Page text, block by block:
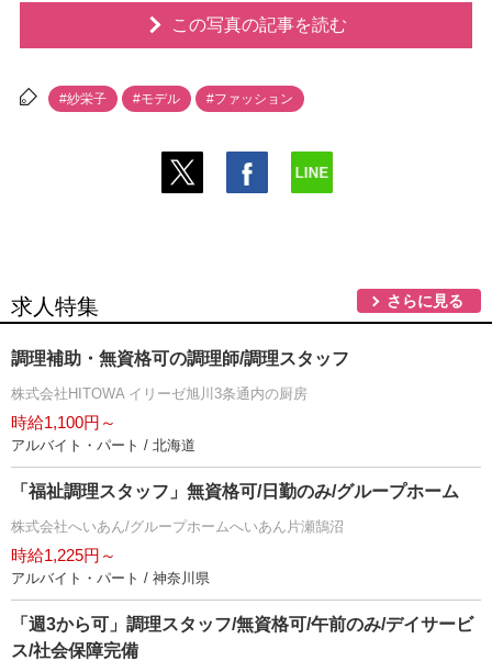
この写真の記事を読む
#紗栄子 #モデル #ファッション
求人特集 さらに見る
調理補助・無資格可の調理師/調理スタッフ
株式会社HITOWA イリーゼ旭川3条通内の厨房
時給1,100円～
アルバイト・パート / 北海道
「福祉調理スタッフ」無資格可/日勤のみ/グループホーム
株式会社へいあん/グループホームへいあん片瀬鵠沼
時給1,225円～
アルバイト・パート / 神奈川県
「週3から可」調理スタッフ/無資格可/午前のみ/デイサービ
ス/社会保障完備